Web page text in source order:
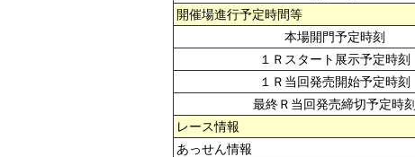
開催場進行予定時間等
本場開門予定時刻
１Ｒスタート展示予定時刻
１Ｒ当回発売開始予定時刻
最終Ｒ当回発売締切予定時刻
レース情報
あっせん情報